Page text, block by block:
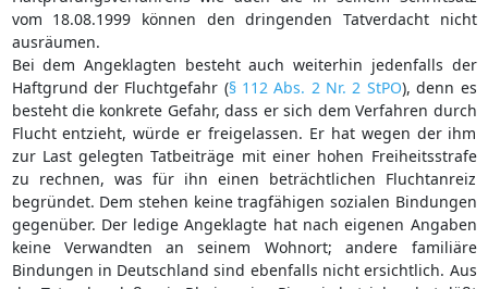
vom 18.08.1999 können den dringenden Tatverdacht nicht
ausräumen.
Bei dem Angeklagten besteht auch weiterhin jedenfalls der
Haftgrund der Fluchtgefahr (§ 112 Abs. 2 Nr. 2 StPO), denn es
besteht die konkrete Gefahr, dass er sich dem Verfahren durch
Flucht entzieht, würde er freigelassen. Er hat wegen der ihm
zur Last gelegten Tatbeiträge mit einer hohen Freiheitsstrafe
zu rechnen, was für ihn einen beträchtlichen Fluchtanreiz
begründet. Dem stehen keine tragfähigen sozialen Bindungen
gegenüber. Der ledige Angeklagte hat nach eigenen Angaben
keine Verwandten an seinem Wohnort; andere familiäre
Bindungen in Deutschland sind ebenfalls nicht ersichtlich. Aus